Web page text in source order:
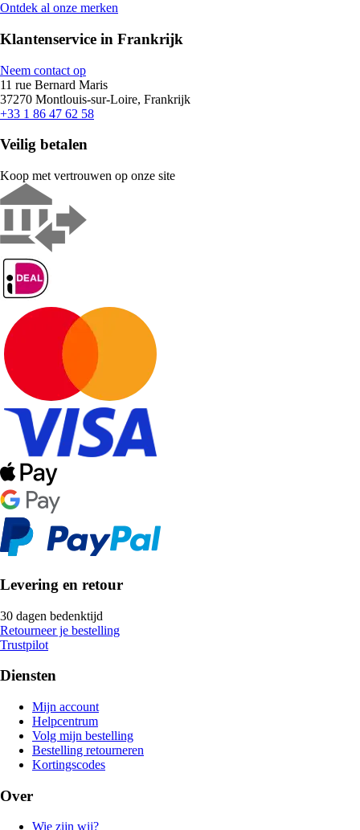
Ontdek al onze merken
Klantenservice in Frankrijk
Neem contact op
11 rue Bernard Maris
37270 Montlouis-sur-Loire, Frankrijk
+33 1 86 47 62 58
Veilig betalen
Koop met vertrouwen op onze site
Levering en retour
30 dagen bedenktijd
Retourneer je bestelling
Trustpilot
Diensten
Mijn account
Helpcentrum
Volg mijn bestelling
Bestelling retourneren
Kortingscodes
Over
Wie zijn wij?